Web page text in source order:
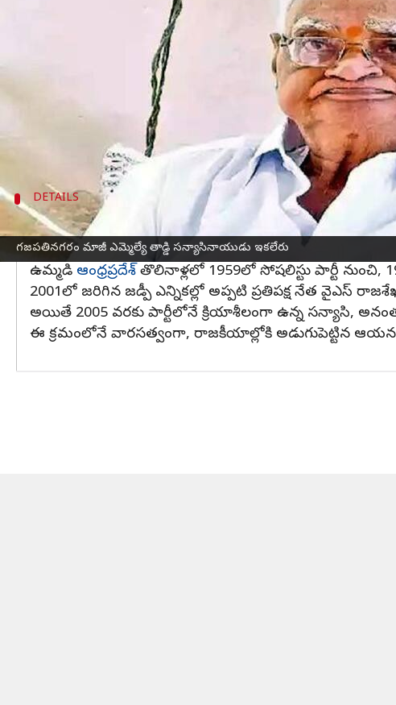
గజపతినగరం మాజీ ఎమ్మెల్యే తాడ్డి సన్యాసినాయుడు ఇకలేరు
జిల్లా గజపతినగరం నియోజకవర్గం మాజీ
గత కొంతకాలంగా గజపతినగరంలో ఉంటున్న
దీంతో 90 ఏళ్ల వయస్సులో సన్యాసినాయుడు గాయాల బారిన
రాజకీయాల్లో మంచి పేరు ప్రఖ్యాతలు సంపాదించుకున్న
DETAILS
వైఎస్ రాజశేఖర్ రెడ్డితో కలిసి కాంగ్రెస్ గెలుపునకు
విజయనగరం ఎమ్మార్‌ కాలేజీలో డిగ్రీ పూర్తి చేసిన సన్యాసినాయుడుకు
ఉమ్మడి ఆంధ్రప్రదేశ్ తొలినాళ్లలో 1959లో సోషలిస్టు పార్టీ
2001లో జరిగిన జడ్పీ ఎన్నికల్లో అప్పటి ప్రతిపక్ష నేత వైఎస్‌
అయితే 2005 వరకు పార్టీలోనే క్రియాశీలంగా ఉన్న సన్యాసి,
ఈ క్రమంలోనే వారసత్వంగా, రాజకీయాల్లోకి అడుగుపెట్టిన ఆయన